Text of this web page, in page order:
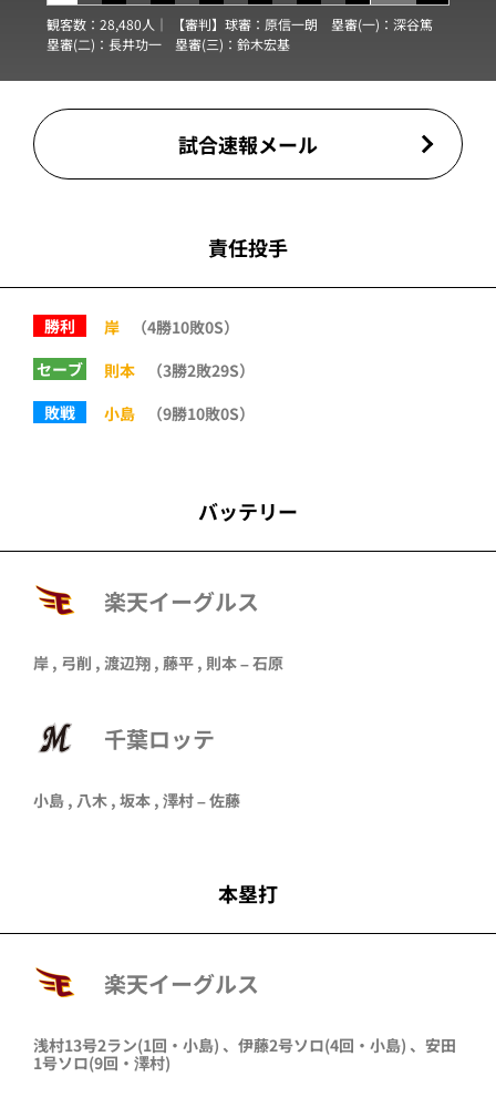
観客数：28,480人｜ 【審判】球審： 原信一朗 塁審(一)： 深谷篤
塁審(二)： 長井功一 塁審(三)： 鈴木宏基
試合速報メール
責任投手
勝利 岸
（4勝10敗0S）
セーブ
則本
（3勝2敗29S）
敗戦
小島 （9勝10敗0S）
バッテリー
楽天イーグルス
岸 , 弓削 , 渡辺翔 , 藤平 , 則本–石原
千葉ロッテ
小島 , 八木 , 坂本 , 澤村–佐藤
本塁打
楽天イーグルス
浅村13号2ラン(1回・ 小島) 、 伊藤2号ソロ(4回・ 小島) 、 安田
1号ソロ(9回・ 澤村)